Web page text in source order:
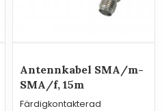
Antennkabel SMA/m-
SMA/f, 15m
Färdigkontakterad